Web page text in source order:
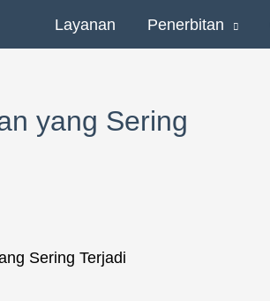
Layanan Penerbitan
yang Sering